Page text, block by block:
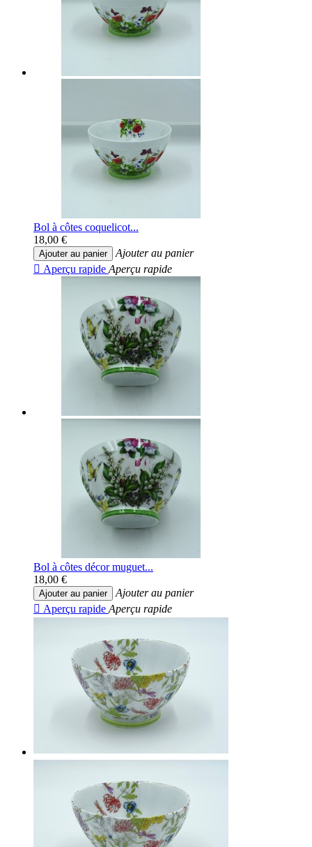
Bol à côtes coquelicot...
18,00 €
Ajouter au panier
Ajouter au panier
 Aperçu rapide Aperçu rapide
Bol à côtes décor muguet...
18,00 €
Ajouter au panier
Ajouter au panier
 Aperçu rapide Aperçu rapide